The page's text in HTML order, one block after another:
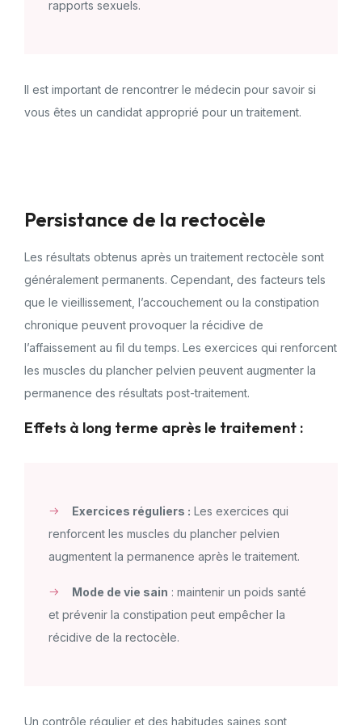
rapports sexuels.
Il est important de rencontrer le médecin pour savoir si
vous êtes un candidat approprié pour un traitement.
Persistance de la rectocèle
Les résultats obtenus après un traitement rectocèle sont
généralement permanents. Cependant, des facteurs tels
que le vieillissement, l’accouchement ou la constipation
chronique peuvent provoquer la récidive de
l’affaissement au fil du temps. Les exercices qui renforcent
les muscles du plancher pelvien peuvent augmenter la
permanence des résultats post-traitement.
Effets à long terme après le traitement :
Exercices réguliers : Les exercices qui
renforcent les muscles du plancher pelvien
augmentent la permanence après le traitement.
Mode de vie sain : maintenir un poids santé
et prévenir la constipation peut empêcher la
récidive de la rectocèle.
Un contrôle régulier et des habitudes saines sont